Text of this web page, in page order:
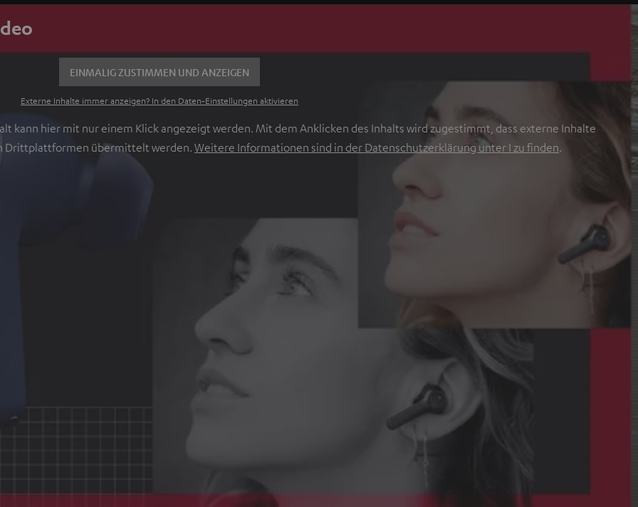
EINMALIG ZUSTIMMEN UND ANZEIGEN
Externe Inhalte immer anzeigen? In den Daten‑Einstellungen aktivieren
kann hier mit nur einem Klick angezeigt werden. Mit dem Anklicken des Inhalts wird zugestimmt, dass externe Inhalte
Drittplattformen übermittelt werden.Weitere Informationen sind in der Datenschutzerklärung unter I zu finden.